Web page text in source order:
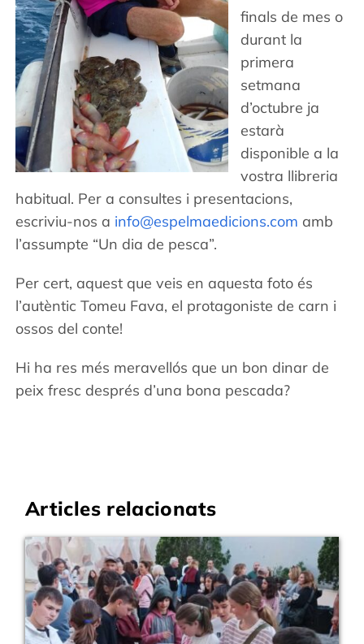
finals de mes o
durant la
primera
setmana
d’octubre ja
estarà
disponible a la
vostra llibreria
habitual. Per a consultes i presentacions,
escriviu-nos a info@espelmaedicions.com amb
l’assumpte “Un dia de pesca”.
Per cert, aquest que veis en aquesta foto és
l’autèntic Tomeu Fava, el protagoniste de carn i
ossos del conte!
Hi ha res més meravellós que un bon dinar de
peix fresc després d’una bona pescada?
Articles relacionats